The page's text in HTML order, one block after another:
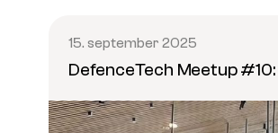
15. september 2025
DefenceTech Meetup